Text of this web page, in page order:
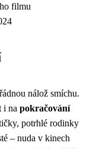
filmu
nálož smíchu.
i na pokračování
potrhlé rodinky
– nuda v kinech